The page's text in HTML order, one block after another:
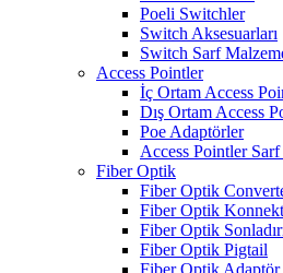
Poeli Switchler
Switch Aksesuarları
Switch Sarf
Access Pointler
İç Ortam Access
Dış Ortam Access
Poe Adaptörler
Access Pointler
Fiber Optik
Fiber Optik
Fiber Optik
Fiber Optik
Fiber Optik Pigtail
Fiber Optik Adaptör